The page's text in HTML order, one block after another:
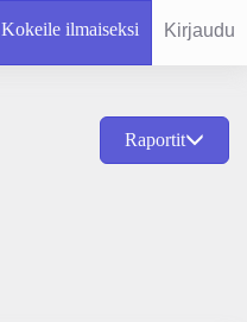
Kokeile ilmaiseksi Kirjaudu
Raportit